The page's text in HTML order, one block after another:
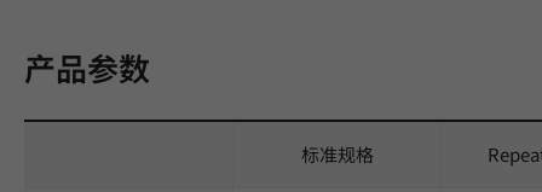
产品参数
标准规格